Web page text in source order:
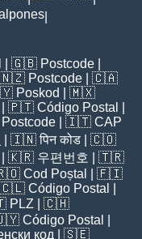
| 🇬🇧 Postcode
🇳🇿 Postcode | 🇨🇦
Poskod
| 🇲🇽
| 🇵🇹 Código Postal
Postcode | 🇮🇹 CAP
| 🇮🇳पिन कोड | 🇨🇴
| 🇰🇷 우편번호
| 🇹🇷
Cod Poștal
| 🇫🇮
🇨🇱 Código Postal
PLZ | 🇨🇭
Código Postal
код | 🇸🇪